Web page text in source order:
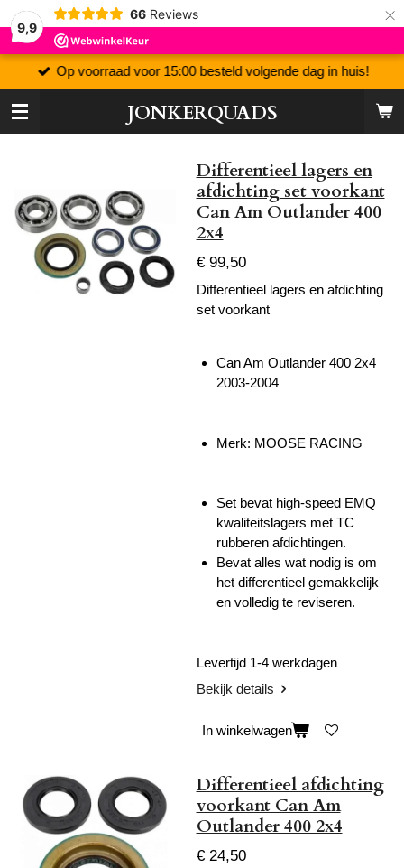
9,9
66 Reviews ×
JONKERQUADS
Op voorraad voor 15:00 besteld volgende dag in huis!
Differentieel lagers en
afdichting set voorkant
Can Am Outlander 400
2x4
€ 99,50
Differentieel lagers en afdichting
set voorkant
Can Am Outlander 400 2x4
2003-2004
Merk: MOOSE RACING
Set bevat high-speed EMQ
kwaliteitslagers met TC
rubberen afdichtingen.
Bevat alles wat nodig is om
het differentieel gemakkelijk
en volledig te reviseren.
Levertijd 1-4 werkdagen
Bekijk details
In winkelwagen
Differentieel afdichting
voorkant Can Am
Outlander 400 2x4
€ 24,50